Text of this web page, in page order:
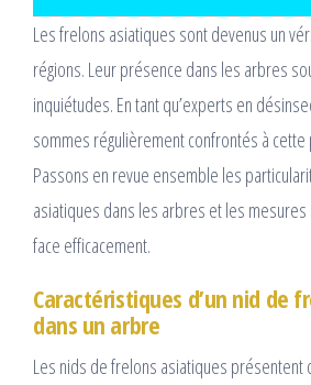
Les frelons asiatiques sont devenus un
régions. Leur présence dans les arbres
inquiétudes. En tant qu’experts en
sommes régulièrement confrontés à
Passons en revue ensemble les
asiatiques dans les arbres et les
face efficacement.
Caractéristiques d’un nid de
dans un arbre
Les nids de frelons asiatiques présentent